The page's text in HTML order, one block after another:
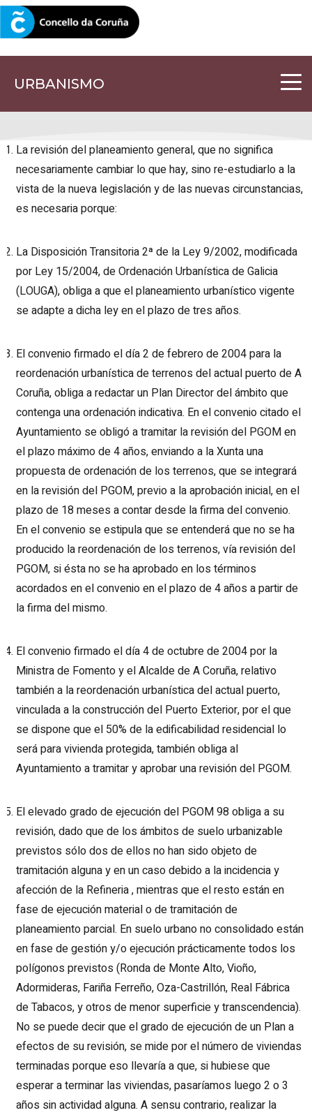
URBANISMO
CORUNA.GAL
La revisión del planeamiento general, que no significa
necesariamente cambiar lo que hay, sino re-estudiarlo a la
vista de la nueva legislación y de las nuevas circunstancias,
es necesaria porque:
La Disposición Transitoria 2ª de la Ley 9/2002, modificada
por Ley 15/2004, de Ordenación Urbanística de Galicia
(LOUGA), obliga a que el planeamiento urbanístico vigente
se adapte a dicha ley en el plazo de tres años.
El convenio firmado el día 2 de febrero de 2004 para la
reordenación urbanística de terrenos del actual puerto de A
Coruña, obliga a redactar un Plan Director del ámbito que
contenga una ordenación indicativa. En el convenio citado el
Ayuntamiento se obligó a tramitar la revisión del PGOM en
el plazo máximo de 4 años, enviando a la Xunta una
propuesta de ordenación de los terrenos, que se integrará
en la revisión del PGOM, previo a la aprobación inicial, en el
plazo de 18 meses a contar desde la firma del convenio.
En el convenio se estipula que se entenderá que no se ha
producido la reordenación de los terrenos, vía revisión del
PGOM, si ésta no se ha aprobado en los términos
acordados en el convenio en el plazo de 4 años a partir de
la firma del mismo.
El convenio firmado el día 4 de octubre de 2004 por la
Ministra de Fomento y el Alcalde de A Coruña, relativo
también a la reordenación urbanística del actual puerto,
vinculada a la construcción del Puerto Exterior, por el que
se dispone que el 50% de la edificabilidad residencial lo
será para vivienda protegida, también obliga al
Ayuntamiento a tramitar y aprobar una revisión del PGOM.
El elevado grado de ejecución del PGOM 98 obliga a su
revisión, dado que de los ámbitos de suelo urbanizable
previstos sólo dos de ellos no han sido objeto de
tramitación alguna y en un caso debido a la incidencia y
afección de la Refineria , mientras que el resto están en
fase de ejecución material o de tramitación de
planeamiento parcial. En suelo urbano no consolidado están
en fase de gestión y/o ejecución prácticamente todos los
polígonos previstos (Ronda de Monte Alto, Vioño,
Adormideras, Fariña Ferreño, Oza-Castrillón, Real Fábrica
de Tabacos, y otros de menor superficie y transcendencia).
No se puede decir que el grado de ejecución de un Plan a
efectos de su revisión, se mide por el número de viviendas
terminadas porque eso llevaría a que, si hubiese que
esperar a terminar las viviendas, pasaríamos luego 2 o 3
años sin actividad alguna. A sensu contrario, realizar la